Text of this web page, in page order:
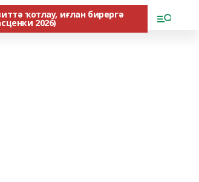
ҡотлау, иғлан бирергә
2026)